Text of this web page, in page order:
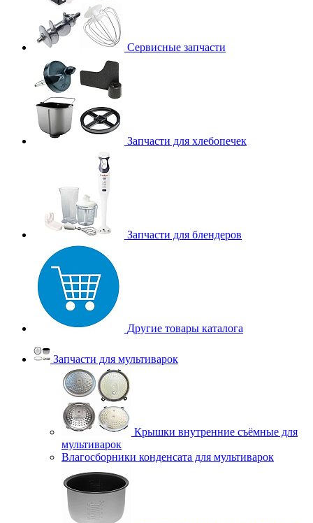
Сервисные запчасти
Запчасти для хлебопечек
Запчасти для блендеров
Другие товары каталога
Запчасти для мультиварок
Крышки внутренние съёмные для
мультиварок
Влагосборники конденсата для мультиварок